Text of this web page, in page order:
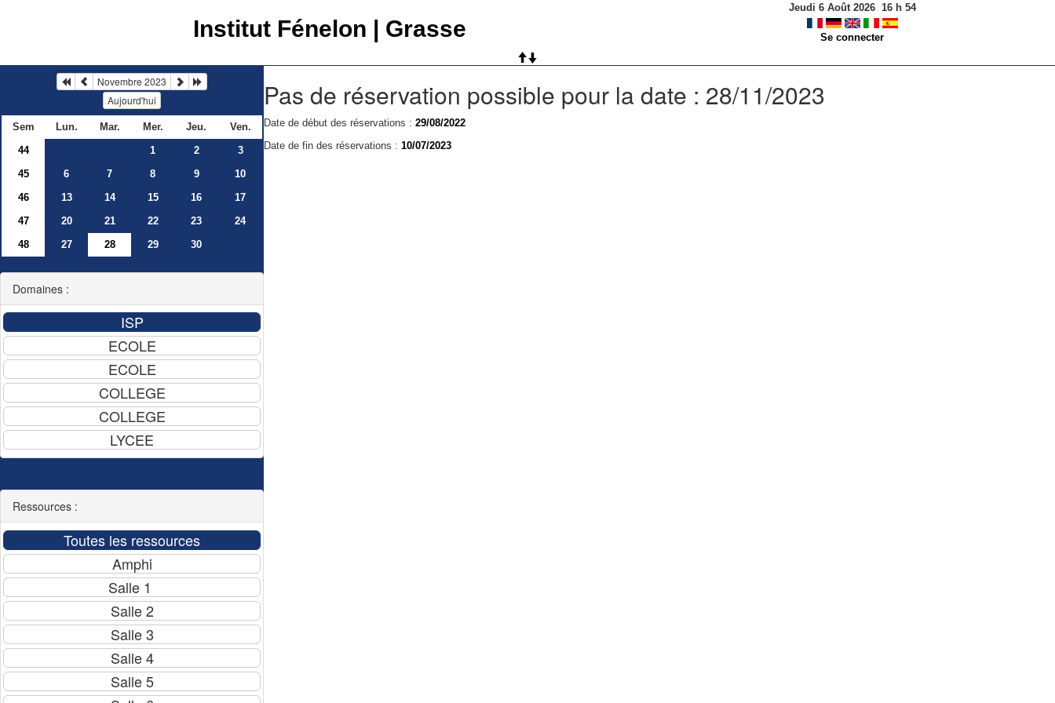
Institut Fénelon | Grasse
Jeudi 6 Août 2026 16h 54
Se connecter
Novembre 2023
Aujourd'hui
Sem Lun. Mar. Mer. Jeu.
Ven.
44
1 2
3
45
6 7 8 9
10
46
13 14 15 16
17
47
20 21 22 23
24
48
27 28 29 30
Domaines :
Ressources :
Pas de réservation possible pour la date : 28/11/2023
Date de début des réservations : 29/08/2022
Date de fin des réservations : 10/07/2023